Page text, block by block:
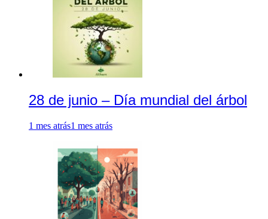
28 de junio – Día mundial del árbol
1 mes atrás1 mes atrás